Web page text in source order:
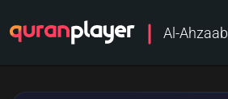
Al-Ahzaab